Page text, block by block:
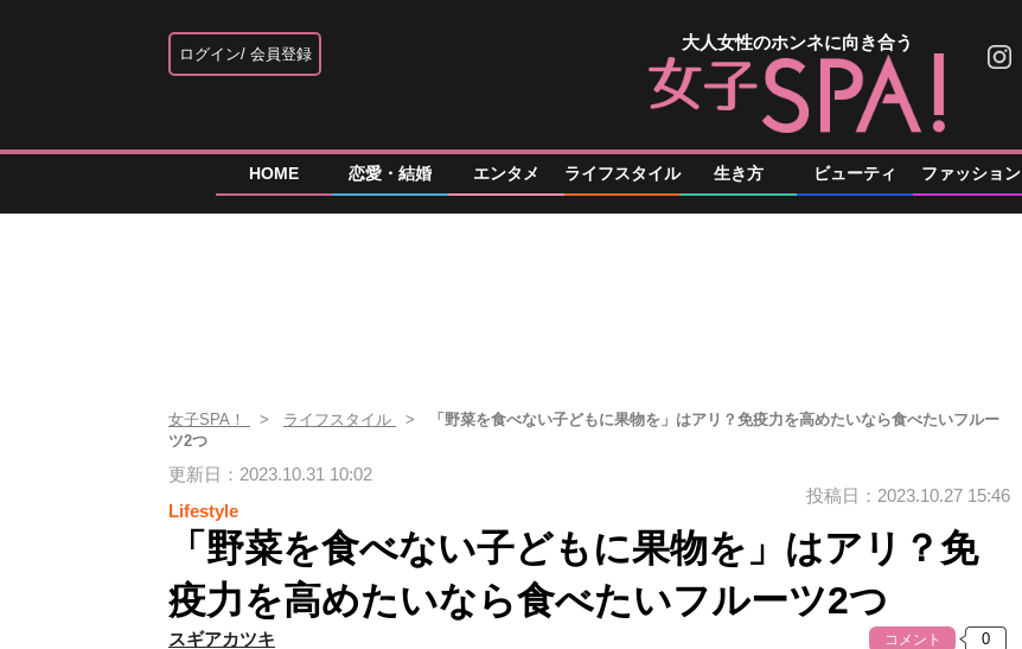
ログイン 会員登録
大人女性のホンネに向き合う
HOME 恋愛・結婚 エンタメ ライフスタイル 生き方 ビューティ ファッション
女子SPA！ ライフスタイル
「野菜を食べない子どもに果物を」はアリ？免疫力を高めたいなら食べたいフルー
ツ2つ
更新日：2023.10.31 10:02
Lifestyle
投稿日：2023.10.27 15:46
「野菜を食べない子どもに果物を」はアリ？免
疫力を高めたいなら食べたいフルーツ2つ
スギアカツキ コメント